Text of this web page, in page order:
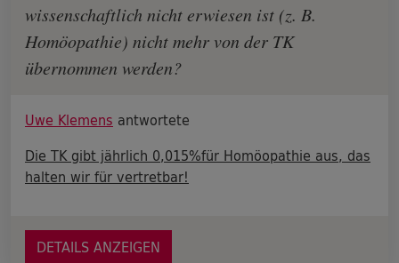
wissenschaftlich nicht erwiesen ist (z. B.
Homöopathie) nicht mehr von der TK
übernommen werden?
Uwe Klemens antwortete
Die TK gibt jährlich 0,015%für Homöopathie aus, das
halten wir für vertretbar!
DETAILS ANZEIGEN